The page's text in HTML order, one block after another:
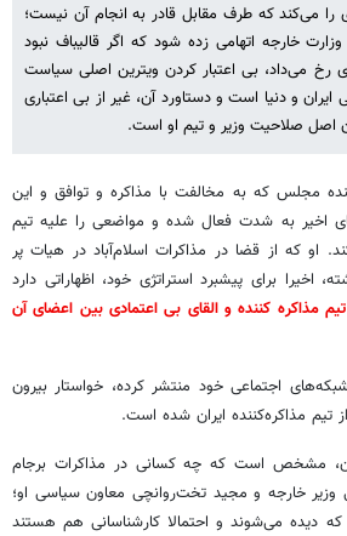
را می‌کند که طرف مقابل قادر به انجام آن نیست؛
خارجه اتهامی زده شود که اگر قالیباف نبود
رخ می‌داد، بی اعتبار کردن ویترین اصلی سیاست
و دنیا است و دستاورد آن، غیر از بی اعتباری
اصل صلاحیت وزیر و تیم او است.
مجلس که به مخالفت با مذاکره و توافق و این
اخیر به شدت فعال شده و مواضعی را علیه تیم
او که از قضا در مذاکرات اسلام‌آباد در هیات پر
اخیرا برای پیشبرد استراتژی خود، اظهاراتی دارد
مذاکره کننده و القای بی اعتمادی بین اعضای آن
اجتماعی خود منتشر کرده، خواستار بیرون
تیم مذاکره‌کننده ایران شده است.
مشخص است که چه کسانی در مذاکرات برجام
خارجه و مجید تخت‌روانچی معاون سیاسی او؛
دیده می‌شوند و احتمالا کارشناسانی هم هستند